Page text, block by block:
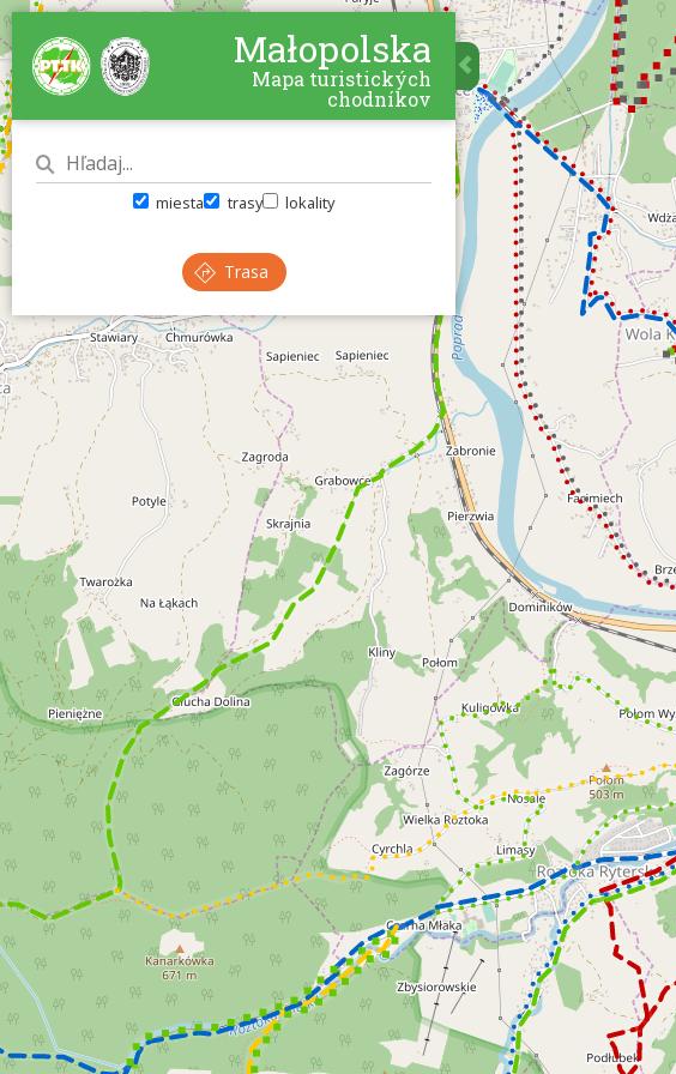
Małopolska
Mapa turistických
chodníkov
miesta trasy lokality
Trasa